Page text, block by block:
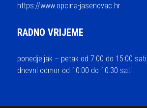
https://www.opcina-jasenovac.hr
RADNO VRIJEME
ponedjeljak – petak od 7:00 do 15:00 sati
dnevni odmor od 10:00 do 10:30 sati